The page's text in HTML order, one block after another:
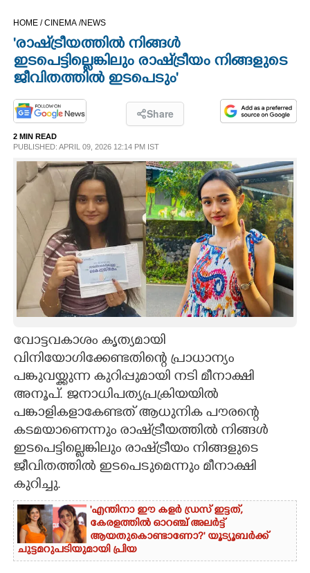
OPINION
PHOTOS
LIFESTYLE
SPIRITUAL
INFO+
ART
ASTRO
CARTOONS
LITERATURE
ZOOM
CONTACT US
HOME /CINEMA /NEWS
'രാഷ്‌ട്രീയത്തിൽ നിങ്ങൾ
ഇടപെട്ടില്ലെങ്കിലും രാഷ്‌ട്രീയം നിങ്ങളുടെ
ജീവിതത്തിൽ ഇടപെടും'
Share
2 MIN READ
PUBLISHED: APRIL 09, 2026 12:14 PM IST
വോട്ടവകാശം കൃത്യമായി
വിനിയോഗിക്കേണ്ടതിന്റെ പ്രാധാന്യം
പങ്കുവയ്ക്കുന്ന കുറിപ്പുമായി നടി മീനാക്ഷി
അനൂപ്. ജനാധിപത്യപ്രക്രിയയിൽ
പങ്കാളികളാകേണ്ടത് ആധുനിക പൗരന്റെ
കടമയാണെന്നും രാഷ്‌ട്രീയത്തിൽ നിങ്ങൾ
ഇടപെട്ടില്ലെങ്കിലും രാഷ്‌ട്രീയം നിങ്ങളുടെ
ജീവിതത്തിൽ ഇടപെടുമെന്നും മീനാക്ഷി
കുറിച്ചു.
'എന്തിനാ ഈ കളർ ഡ്രസ് ഇട്ടത്,
കേരളത്തിൽ ഓറഞ്ച് അല‌ർട്ട്
ആയതുകൊണ്ടാണോ?' യൂട്യൂബർക്ക്
ചുട്ടമറുപടിയുമായി പ്രിയ